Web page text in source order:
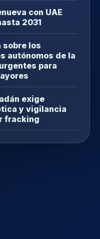
con UAE
2031
sobre los
autónomos de la
para
exige
y vigilancia
fracking